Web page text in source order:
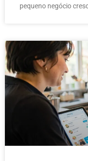
pequeno negócio